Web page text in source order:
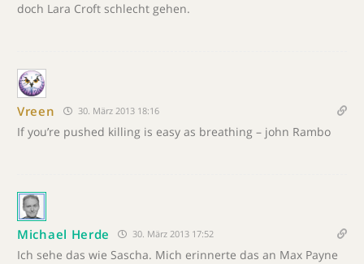
doch Lara Croft schlecht gehen.
Vreen 30. März 2013 18:16
If you’re pushed killing is easy as breathing – john Rambo
Michael Herde 30. März 2013 17:52
Ich sehe das wie Sascha. Mich erinnerte das an Max Payne